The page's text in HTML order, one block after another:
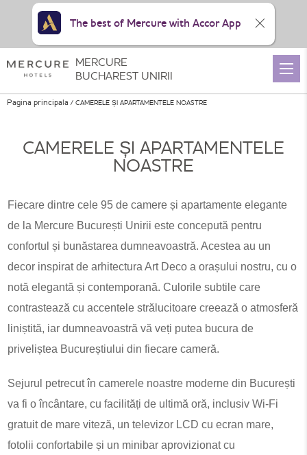
Pagina principala CAMERELE ȘI APARTAMENTELE NOASTRE
CAMERELE ȘI APARTAMENTELE
NOASTRE
Fiecare dintre cele 95 de camere și apartamente elegante
de la Mercure București Unirii este concepută pentru
confortul și bunăstarea dumneavoastră. Acestea au un
decor inspirat de arhitectura Art Deco a orașului nostru, cu o
notă elegantă și contemporană. Culorile subtile care
contrastează cu accentele strălucitoare creează o atmosferă
liniștită, iar dumneavoastră vă veți putea bucura de
priveliștea Bucureștiului din fiecare cameră.
Sejurul petrecut în camerele noastre moderne din București
va fi o încântare, cu facilități de ultimă oră, inclusiv Wi-Fi
gratuit de mare viteză, un televizor LCD cu ecran mare,
fotolii confortabile și un minibar aprovizionat cu
MERCURE
BUCHAREST UNIRII
The best of Mercure with Accor App